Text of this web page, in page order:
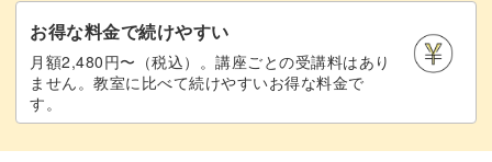
お得な料金で続けやすい
月額2,480円〜（税込）。講座ごとの受講料はあり
ません。教室に比べて続けやすいお得な料金で
す。